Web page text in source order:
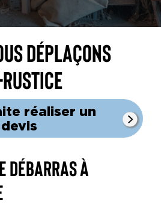
déplaçons
réaliser un
devis
débarras à